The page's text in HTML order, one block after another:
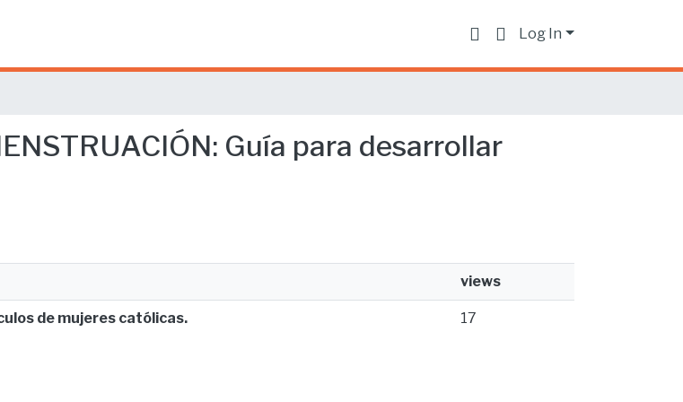
Log In
Guía para desarrollar
views
de mujeres católicas. 17